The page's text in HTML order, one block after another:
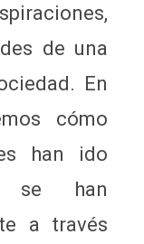
de una
En
cómo
han ido
se han
a través